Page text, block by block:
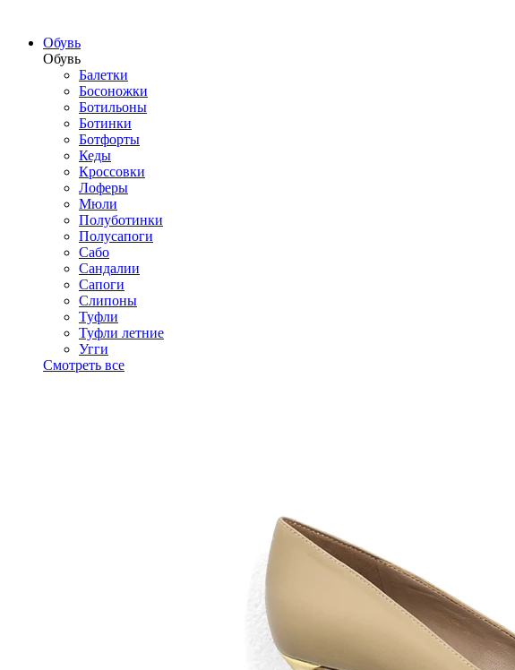
Обувь
Обувь
Балетки
Босоножки
Ботильоны
Ботинки
Ботфорты
Кеды
Кроссовки
Лоферы
Мюли
Полуботинки
Полусапоги
Сабо
Сандалии
Сапоги
Слипоны
Туфли
Туфли летние
Угги
Смотреть все